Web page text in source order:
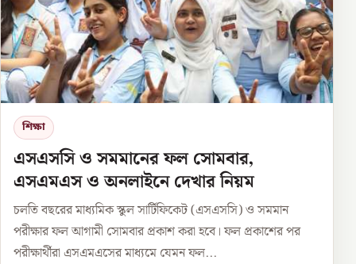
শিক্ষা
এসএসসি ও সমমানের ফল সোমবার,
এসএমএস ও অনলাইনে দেখার নিয়ম
চলতি বছরের মাধ্যমিক স্কুল সার্টিফিকেট (এসএসসি) ও সমমান
পরীক্ষার ফল আগামী সোমবার প্রকাশ করা হবে। ফল প্রকাশের পর
পরীক্ষার্থীরা এসএমএসের মাধ্যমে যেমন ফল...